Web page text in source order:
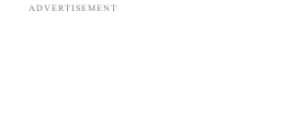
ADVERTISEMENT